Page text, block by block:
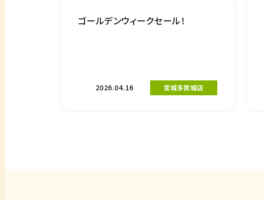
ゴールデンウィークセール！
2026.04.16 宮城多賀城店